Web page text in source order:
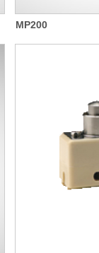
MP200